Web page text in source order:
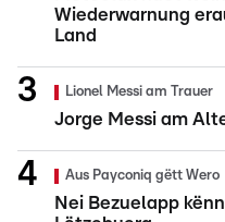
Wiederwarnung
Land
Lionel Messi am Trauer
Jorge Messi am
Aus Payconiq gëtt Wero
Nei Bezuelapp